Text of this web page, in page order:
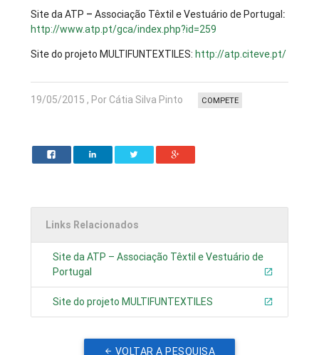
Site da ATP –Associação Têxtil e Vestuário de Portugal :
http://www.atp.pt/gca/index.php?id=259
Site do projeto MULTIFUNTEXTILES: http://atp.citeve.pt/
19/05/2015 , Por Cátia Silva Pinto COMPETE
Links Relacionados
Site da ATP – Associação Têxtil e Vestuário de
Portugal
Site do projeto MULTIFUNTEXTILES
VOLTAR A PESQUISA